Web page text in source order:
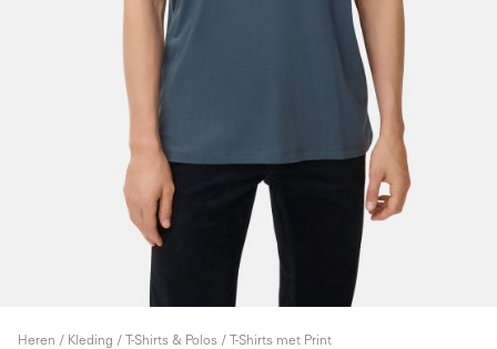
Heren Kleding T-Shirts & Polos T-Shirts met Print